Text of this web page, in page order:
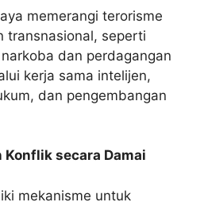
memerangi terorisme
transnasional, seperti
dan perdagangan
kerja sama intelijen,
dan pengembangan
Konflik secara Damai
mekanisme untuk